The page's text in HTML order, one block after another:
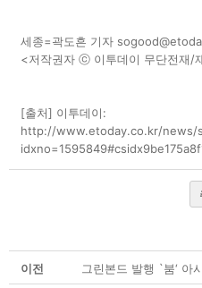
세종=곽도흔 기자
<저작권자 ⓒ 이투데이 무단전재/
[출처] 이투데이:
http://www.etoday.co.kr/news/
이전 그린본드 발행 `붐‘ 아